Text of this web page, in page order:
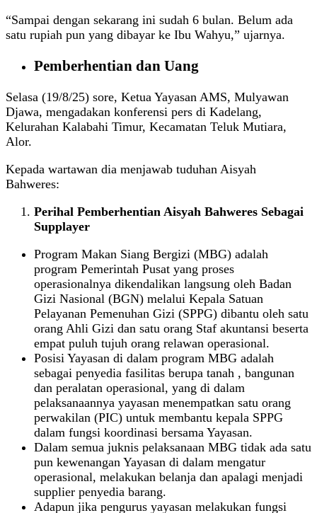
“Sampai dengan sekarang ini sudah 6 bulan. Belum ada
satu rupiah pun yang dibayar ke Ibu Wahyu,” ujarnya.
Pemberhentian dan Uang
Selasa (19/8/25) sore, Ketua Yayasan AMS, Mulyawan
Djawa, mengadakan konferensi pers di Kadelang,
Kelurahan Kalabahi Timur, Kecamatan Teluk Mutiara,
Alor.
Kepada wartawan dia menjawab tuduhan Aisyah
Bahweres:
Perihal Pemberhentian Aisyah Bahweres Sebagai
Supplayer
Program Makan Siang Bergizi (MBG) adalah
program Pemerintah Pusat yang proses
operasionalnya dikendalikan langsung oleh Badan
Gizi Nasional (BGN) melalui Kepala Satuan
Pelayanan Pemenuhan Gizi (SPPG) dibantu oleh satu
orang Ahli Gizi dan satu orang Staf akuntansi beserta
empat puluh tujuh orang relawan operasional.
Posisi Yayasan di dalam program MBG adalah
sebagai penyedia fasilitas berupa tanah , bangunan
dan peralatan operasional, yang di dalam
pelaksanaannya yayasan menempatkan satu orang
perwakilan (PIC) untuk membantu kepala SPPG
dalam fungsi koordinasi bersama Yayasan.
Dalam semua juknis pelaksanaan MBG tidak ada satu
pun kewenangan Yayasan di dalam mengatur
operasional, melakukan belanja dan apalagi menjadi
supplier penyedia barang.
Adapun jika pengurus yayasan melakukan fungsi